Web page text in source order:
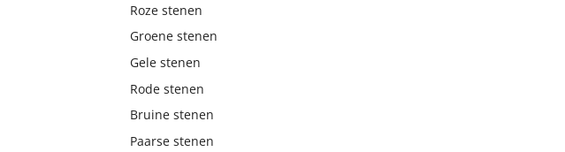
Roze stenen
Groene stenen
Gele stenen
Rode stenen
Bruine stenen
Paarse stenen